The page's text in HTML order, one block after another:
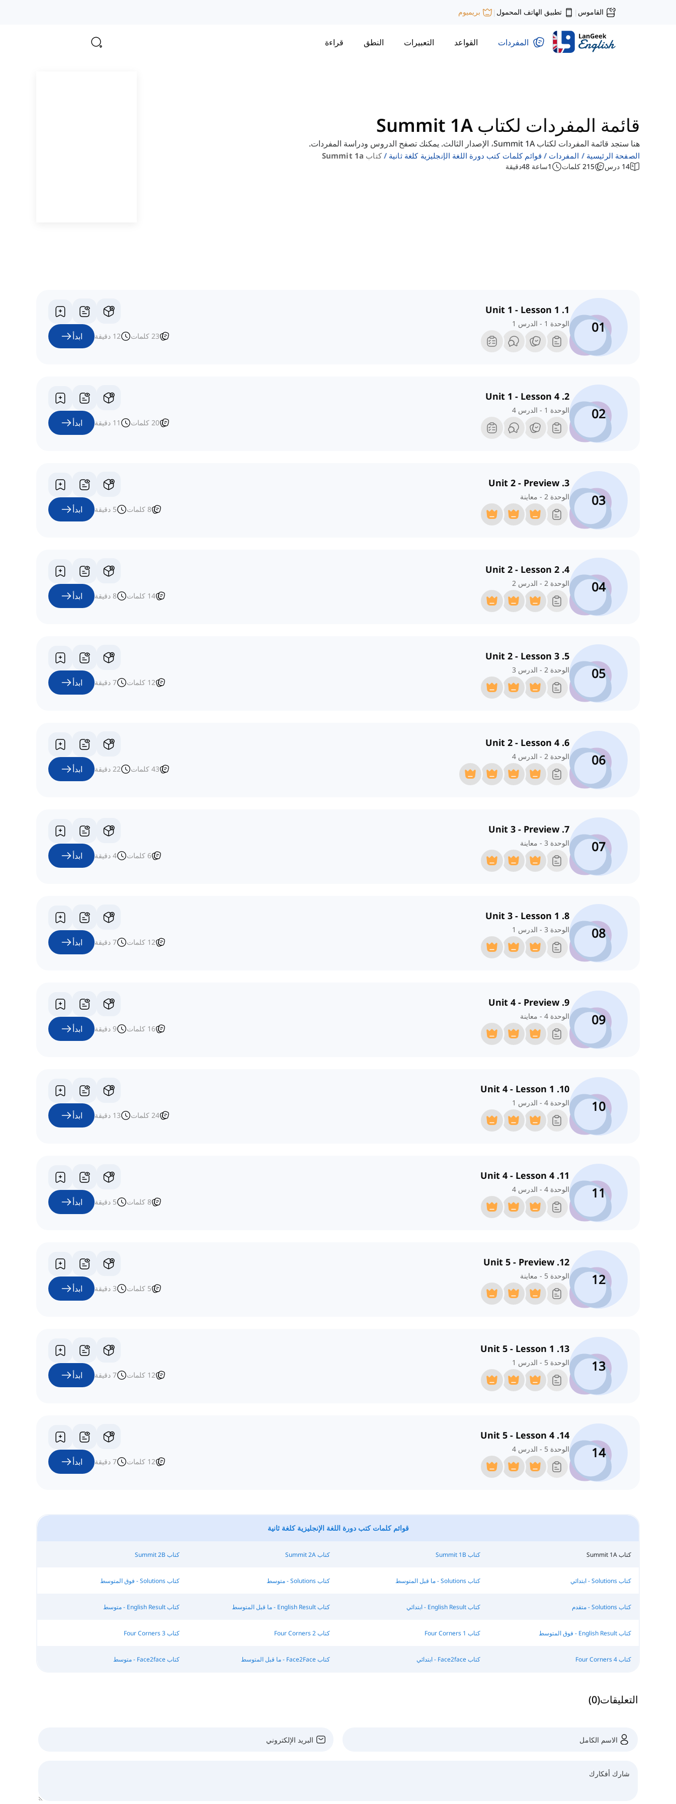
القاموس | تطبيق الهاتف المحمول | بريميوم
المفردات القواعد التعبيرات النطق قراءة
قائمة المفردات لكتاب Summit 1A
هنا ستجد قائمة المفردات لكتاب Summit 1A، الإصدار الثالث. يمكنك تصفح الدروس ودراسة المفردات.
الصفحة الرئيسية المفردات قوائم كلمات كتب دورة اللغة الإنجليزية كلغة ثانية كتاب Summit 1a
14 درس 215 كلمات 1ساعة 48دقيقة
01
1. Unit 1 - Lesson 1
الوحدة 1 - الدرس 1
23 كلمات 12 دقيقة ابدأ
02
2. Unit 1 - Lesson 4
الوحدة 1 - الدرس 4
20 كلمات 11 دقيقة ابدأ
03
3. Unit 2 - Preview
الوحدة 2 - معاينة
8 كلمات 5 دقيقة ابدأ
04
4. Unit 2 - Lesson 2
الوحدة 2 - الدرس 2
14 كلمات 8 دقيقة ابدأ
05
5. Unit 2 - Lesson 3
الوحدة 2 - الدرس 3
12 كلمات 7 دقيقة ابدأ
06
6. Unit 2 - Lesson 4
الوحدة 2 - الدرس 4
43 كلمات 22 دقيقة ابدأ
07
7. Unit 3 - Preview
الوحدة 3 - معاينة
6 كلمات 4 دقيقة ابدأ
08
8. Unit 3 - Lesson 1
الوحدة 3 - الدرس 1
12 كلمات 7 دقيقة ابدأ
09
9. Unit 4 - Preview
الوحدة 4 - معاينة
16 كلمات 9 دقيقة ابدأ
10
10. Unit 4 - Lesson 1
الوحدة 4 - الدرس 1
24 كلمات 13 دقيقة ابدأ
11
11. Unit 4 - Lesson 4
الوحدة 4 - الدرس 4
8 كلمات 5 دقيقة ابدأ
12
12. Unit 5 - Preview
الوحدة 5 - معاينة
5 كلمات 3 دقيقة ابدأ
13
13. Unit 5 - Lesson 1
الوحدة 5 - الدرس 1
12 كلمات 7 دقيقة ابدأ
14
14. Unit 5 - Lesson 4
الوحدة 5 - الدرس 4
12 كلمات 7 دقيقة ابدأ
قوائم كلمات كتب دورة اللغة الإنجليزية كلغة ثانية
كتاب Summit 1A كتاب Summit 1B كتاب Summit 2A كتاب Summit 2B
كتاب Solutions - ابتدائي كتاب Solutions - ما قبل المتوسط كتاب Solutions - متوسط كتاب Solutions - فوق المتوسط
كتاب Solutions - متقدم كتاب English Result - ابتدائي كتاب English Result - ما قبل المتوسط كتاب English Result - متوسط
كتاب English Result - فوق المتوسط كتاب Four Corners 1 كتاب Four Corners 2 كتاب Four Corners 3
كتاب Four Corners 4 كتاب Face2face - ابتدائي كتاب Face2Face - ما قبل المتوسط كتاب Face2face - متوسط
التعليقات(
0
)